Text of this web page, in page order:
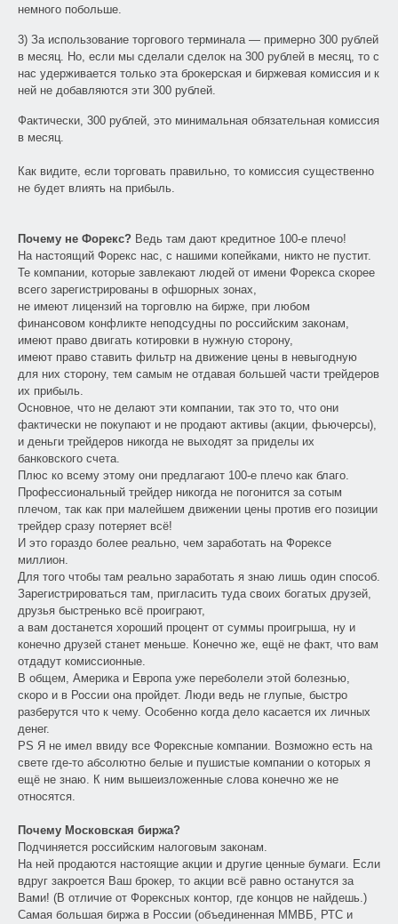
немного побольше.
3) За использование торгового терминала — примерно 300 рублей
в месяц. Но, если мы сделали сделок на 300 рублей в месяц, то с
нас удерживается только эта брокерская и биржевая комиссия и к
ней не добавляются эти 300 рублей.
Фактически, 300 рублей, это минимальная обязательная комиссия
в месяц.
Как видите, если торговать правильно, то комиссия существенно
не будет влиять на прибыль.
Почему не Форекс? Ведь там дают кредитное 100-е плечо!
На настоящий Форекс нас, с нашими копейками, никто не пустит.
Те компании, которые завлекают людей от имени Форекса скорее
всего зарегистрированы в офшорных зонах,
не имеют лицензий на торговлю на бирже, при любом
финансовом конфликте неподсудны по российским законам,
имеют право двигать котировки в нужную сторону,
имеют право ставить фильтр на движение цены в невыгодную
для них сторону, тем самым не отдавая большей части трейдеров
их прибыль.
Основное, что не делают эти компании, так это то, что они
фактически не покупают и не продают активы (акции, фьючерсы),
и деньги трейдеров никогда не выходят за приделы их
банковского счета.
Плюс ко всему этому они предлагают 100-е плечо как благо.
Профессиональный трейдер никогда не погонится за сотым
плечом, так как при малейшем движении цены против его позиции
трейдер сразу потеряет всё!
И это гораздо более реально, чем заработать на Форексе
миллион.
Для того чтобы там реально заработать я знаю лишь один способ.
Зарегистрироваться там, пригласить туда своих богатых друзей,
друзья быстренько всё проиграют,
а вам достанется хороший процент от суммы проигрыша, ну и
конечно друзей станет меньше. Конечно же, ещё не факт, что вам
отдадут комиссионные.
В общем, Америка и Европа уже переболели этой болезнью,
скоро и в России она пройдет. Люди ведь не глупые, быстро
разберутся что к чему. Особенно когда дело касается их личных
денег.
PS Я не имел ввиду все Форексные компании. Возможно есть на
свете где-то абсолютно белые и пушистые компании о которых я
ещё не знаю. К ним вышеизложенные слова конечно же не
относятся.
Почему Московская биржа?
Подчиняется российским налоговым законам.
На ней продаются настоящие акции и другие ценные бумаги. Если
вдруг закроется Ваш брокер, то акции всё равно останутся за
Вами! (В отличие от Форексных контор, где концов не найдешь.)
Самая большая биржа в России (объединенная ММВБ, РТС и